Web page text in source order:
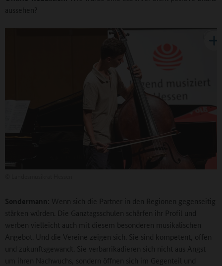
aussehen?
Sondermann: Wenn sich die Partner in den Regionen gegenseitig
stärken würden. Die Ganztagsschulen schärfen ihr Profil und
werben vielleicht auch mit diesem besonderen musikalischen
Angebot. Und die Vereine zeigen sich. Sie sind kompetent, offen
und zukunftsgewandt. Sie verbarrikadieren sich nicht aus Angst
um ihren Nachwuchs, sondern öffnen sich im Gegenteil und